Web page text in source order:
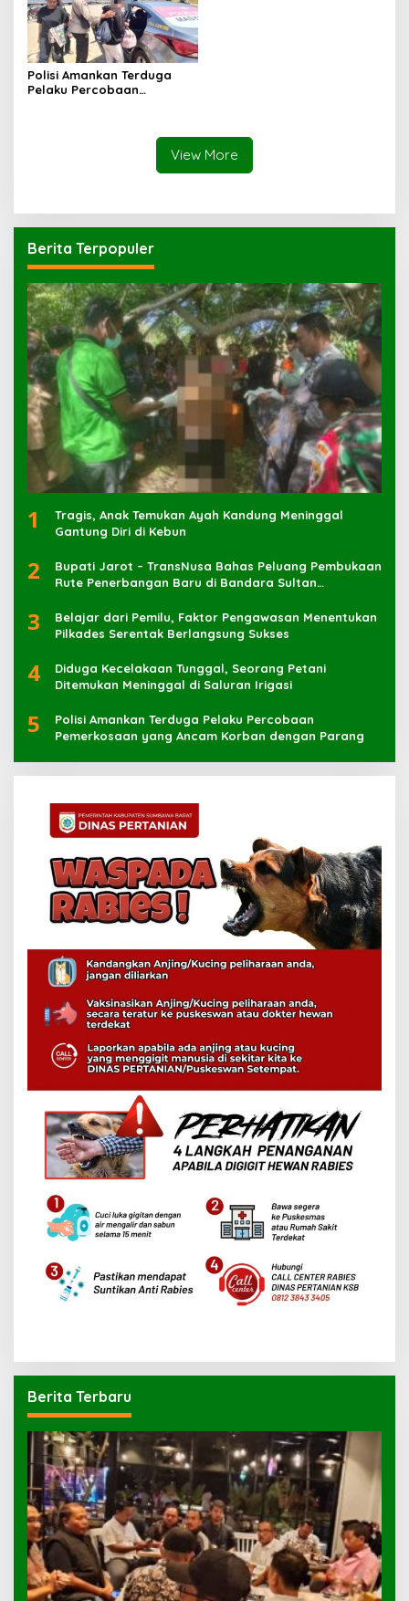
Polisi Amankan Terduga
Pelaku Percobaan
View More
Berita Terpopuler
1
Tragis, Anak Temukan Ayah Kandung Meninggal
Gantung Diri di Kebun
2
Bupati Jarot – TransNusa Bahas Peluang Pembukaan
Rute Penerbangan Baru di Bandara Sultan
3
Belajar dari Pemilu, Faktor Pengawasan Menentukan
Pilkades Serentak Berlangsung Sukses
4
Diduga Kecelakaan Tunggal, Seorang Petani
Ditemukan Meninggal di Saluran Irigasi
5
Polisi Amankan Terduga Pelaku Percobaan
Pemerkosaan yang Ancam Korban dengan Parang
Berita Terbaru